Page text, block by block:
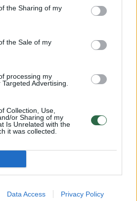
the Sharing of my
the Sale of my
processing my
Advertising.
Collection, Use,
or Sharing of my
Is Unrelated with the
it was collected.
Data Access Privacy Policy
nuvertinta, bet labai
mineralinis aliejus.
nepadeda atkurti
pakoreguoti mitybą
riebalų rūgščių gausių
alyvuogių ir kt. Tik jei
šia produktų grupe turite
nepadauginti.
pasitelkite vitaminus –
odos būklę, vitaminas